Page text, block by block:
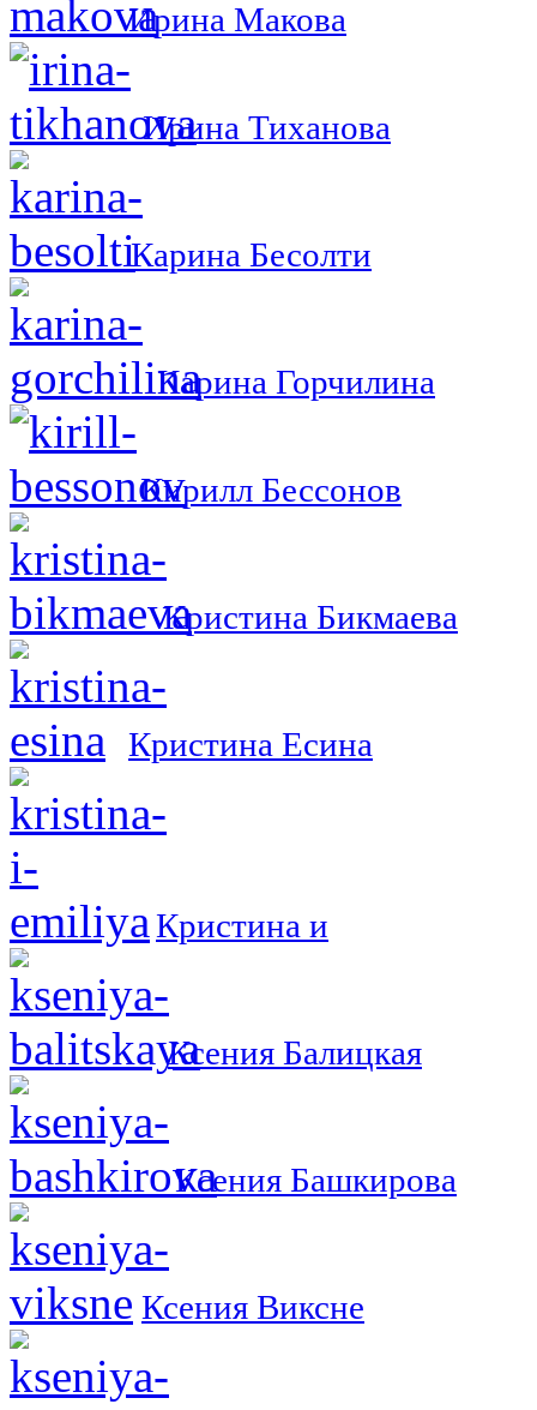
Ирина Макова
Ирина Тиханова
Карина Бесолти
Карина Горчилина
Кирилл Бессонов
Кристина Бикмаева
Кристина Есина
Кристина и
Ксения Балицкая
Ксения Башкирова
Ксения Виксне